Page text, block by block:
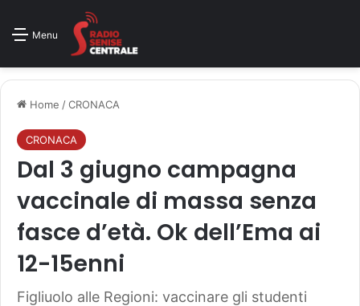
Menu
Home /CRONACA
CRONACA
Dal 3 giugno campagna
vaccinale di massa senza
fasce d’età. Ok dell’Ema ai
12-15enni
Figliuolo alle Regioni: vaccinare gli studenti